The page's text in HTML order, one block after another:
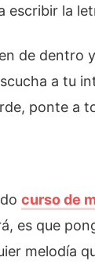
escribir la
de dentro
a tu
ponte a
curso de
es que
melodía